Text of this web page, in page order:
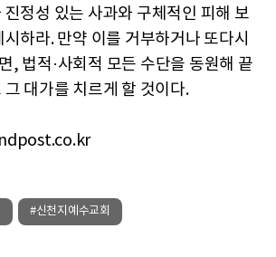
정성 있는 사과와 구체적인 피해 보
하라. 만약 이를 거부하거나 또다시
, 법적·사회적 모든 수단을 동원해 끝
대가를 치르게 할 것이다.
#신천지예수교회